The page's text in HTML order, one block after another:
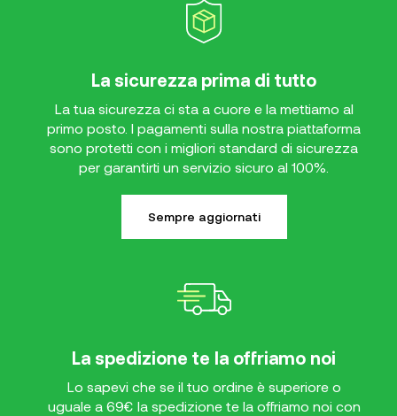
La sicurezza prima di tutto
La tua sicurezza ci sta a cuore e la mettiamo al
primo posto. I pagamenti sulla nostra piattaforma
sono protetti con i migliori standard di sicurezza
per garantirti un servizio sicuro al 100%.
Sempre aggiornati
La spedizione te la offriamo noi
Lo sapevi che se il tuo ordine è superiore o
uguale a 69€ la spedizione te la offriamo noi con